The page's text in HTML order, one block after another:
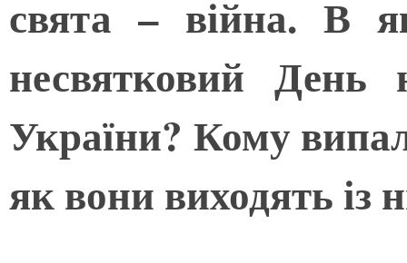
свята – війна. В
несвятковий День
України? Кому
як вони виходять із